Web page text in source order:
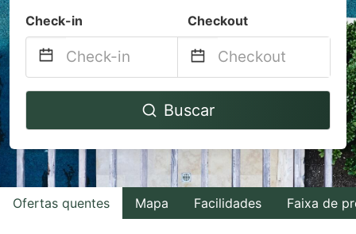
Check-in Checkout
Navigate
to
interact
with
the
Navigate
to
interact
with
the
Buscar
Ofertas quentes Mapa Facilidades Faixa de